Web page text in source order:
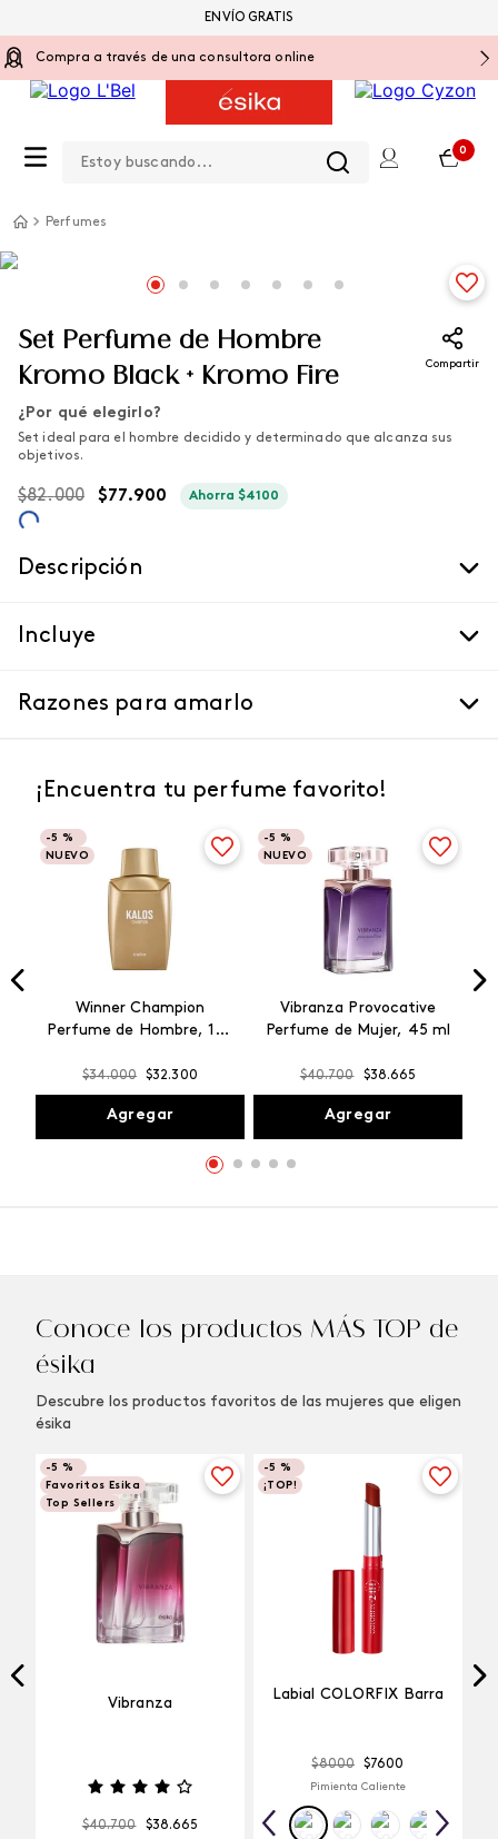
Compra a través de una consultora online
0
ENVÍO GRATIS
Perfumes
Set Perfume de Hombre
Kromo Black + Kromo Fire
Compartir
¿Por qué elegirlo?
Set ideal para el hombre decidido y determinado que alcanza sus
objetivos.
$82.000 $77.900 Ahorra$4100
Descripción
Incluye
Razones para amarlo
¡Encuentra tu perfume favorito!
-5 %
NUEVO
Winner Champion
Perfume de Hombre, 100
$34.000 $32.300
Agregar
-5 %
NUEVO
Vibranza Provocative
Perfume de Mujer, 45 ml
$40.700 $38.665
Agregar
Conoce los productos MÁS TOP de
ésika
Descubre los productos favoritos de las mujeres que eligen
ésika
-5 %
Favoritos Esika
Top Sellers
Vibranza
$40.700 $38.665
-5 %
¡TOP!
Labial COLORFIX Barra
$8000 $7600
Pimienta Caliente